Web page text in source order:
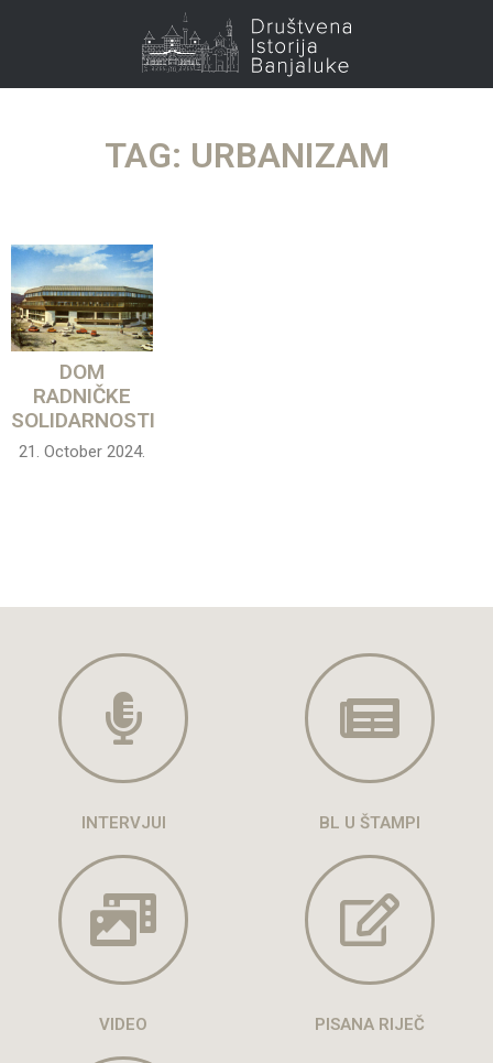
TAG: URBANIZAM
DOM
RADNIČKE
SOLIDARNOSTI
21. October 2024.
INTERVJUI BL U ŠTAMPI
VIDEO PISANA RIJEČ